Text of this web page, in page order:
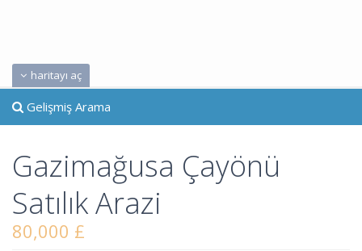
haritayı aç
Gelişmiş Arama
Gazimağusa Çayönü
Satılık Arazi
80,000 £